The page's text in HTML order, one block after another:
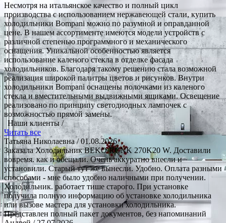
Несмотря на итальянское качество и полный цикл
производства с использованием нержавеющей стали, купить
холодильники Bompani можно по разумной и оправданной
цене. В нашем ассортименте имеются модели устройств с
различной степенью программного и механического
оснащения. Уникальной особенностью является
использование каленого стекла в отделке фасада
холодильников. Благодаря такому решению стала возможной
реализация широкой палитры цветов и рисунков. Внутри
холодильники Bompani оснащены полочками из каленого
стекла и вместительными выдвижными ящиками. Освещение
реализовано по принципу светодиодных лампочек с
возможностью прямой замены.
Наши клиенты /
Читать все
Татьяна Николаевна/ 01.08.2026
Заказала Холодильник BEKO RCNK 270K20 W. Доставили
вовремя. как и обещали. Очень аккуратно внесли и
установили. Старый тут же вынесли. Удобно. Оплата разными
способами - мне было удобно наличными при получении.
Холодильник. работает тише старого. При установке
получила полную информацию об установке холодильника
или вызове мастера для установки холодильника.
Представлен полный пакет документов, без напоминаний